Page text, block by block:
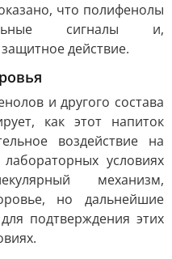
что полифенолы
сигналы и,
действие.
и другого состава
как этот напиток
воздействие на
условиях
механизм,
но дальнейшие
подтверждения этих